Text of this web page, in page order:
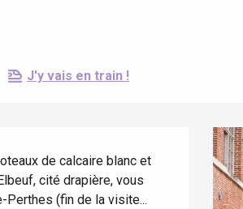
J'y vais en train !
de calcaire blanc et
cité drapière, vous
Perthes (fin de la visite...